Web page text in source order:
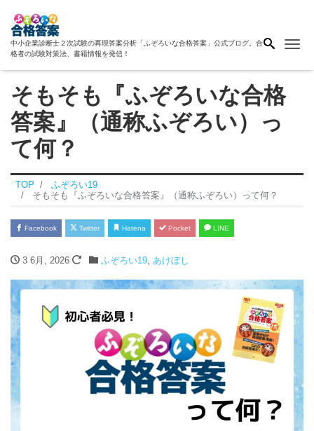
中小企業診断士２次試験の再現答案分析「ふぞろいな合格答案」公式ブログ。合
格者の試験対策法、書籍情報を発信！
そもそも『ふぞろいな合格
答案』（通称ふぞろい）っ
て何？
TOP
ふぞろい19
そもそも『ふぞろいな合格答案』（通称ふぞろい）って何？
Facebook Twitter Hatena Pocket LINE
3 6月, 2026 ふぞろい19, あけぼし